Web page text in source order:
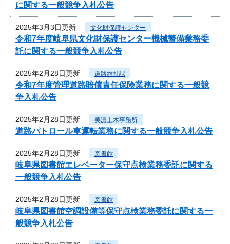
に関する一般競争入札公告
2025年3月3日更新 文化財保護センター
令和7年度岐阜県文化財保護センター機械警備業務委
託に関する一般競争入札公告
2025年2月28日更新 道路維持課
令和7年度管理道路賠償責任保険業務に関する一般競
争入札公告
2025年2月28日更新 美濃土木事務所
道路パトロール車運転業務に関する一般競争入札公告
2025年2月28日更新 図書館
岐阜県図書館エレベーター保守点検業務委託に関する
一般競争入札公告
2025年2月28日更新 図書館
岐阜県図書館空調設備等保守点検業務委託に関する一
般競争入札公告